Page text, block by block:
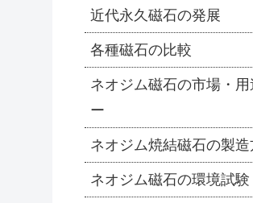
近代永久磁石の発展
各種磁石の比較
ネオジム磁石の市場・
ー
ネオジム焼結磁石の製
ネオジム磁石の環境試験